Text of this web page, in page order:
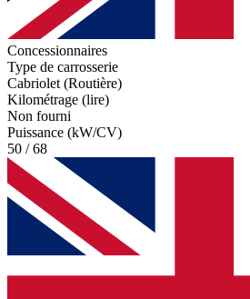
Concessionnaires
Type de carrosserie
Cabriolet (Routière)
Kilométrage (lire)
Non fourni
Puissance (kW/CV)
50 / 68